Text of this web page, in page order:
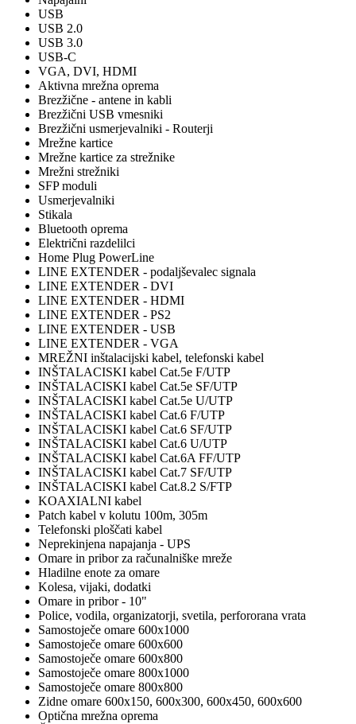
USB
USB 2.0
USB 3.0
USB-C
VGA, DVI, HDMI
Aktivna mrežna oprema
Brezžične - antene in kabli
Brezžični USB vmesniki
Brezžični usmerjevalniki - Routerji
Mrežne kartice
Mrežne kartice za strežnike
Mrežni strežniki
SFP moduli
Usmerjevalniki
Stikala
Bluetooth oprema
Električni razdelilci
Home Plug PowerLine
LINE EXTENDER - podaljševalec signala
LINE EXTENDER - DVI
LINE EXTENDER - HDMI
LINE EXTENDER - PS2
LINE EXTENDER - USB
LINE EXTENDER - VGA
MREŽNI inštalacijski kabel, telefonski kabel
INŠTALACISKI kabel Cat.5e F/UTP
INŠTALACISKI kabel Cat.5e SF/UTP
INŠTALACISKI kabel Cat.5e U/UTP
INŠTALACISKI kabel Cat.6 F/UTP
INŠTALACISKI kabel Cat.6 SF/UTP
INŠTALACISKI kabel Cat.6 U/UTP
INŠTALACISKI kabel Cat.6A FF/UTP
INŠTALACISKI kabel Cat.7 SF/UTP
INŠTALACISKI kabel Cat.8.2 S/FTP
KOAXIALNI kabel
Patch kabel v kolutu 100m, 305m
Telefonski ploščati kabel
Neprekinjena napajanja - UPS
Omare in pribor za računalniške mreže
Hladilne enote za omare
Kolesa, vijaki, dodatki
Omare in pribor - 10"
Police, vodila, organizatorji, svetila, perfororana vrata
Samostoječe omare 600x1000
Samostoječe omare 600x600
Samostoječe omare 600x800
Samostoječe omare 800x1000
Samostoječe omare 800x800
Zidne omare 600x150, 600x300, 600x450, 600x600
Optična mrežna oprema